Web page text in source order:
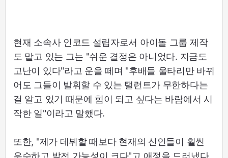
현재 소속사 인코드 설립자로서 아이돌 그룹 제작
도 맡고 있는 그는 "쉬운 결정은 아니었다. 지금도
고난이 있다"라고 운을 떼며 "후배들 울타리만 바뀌
어도 그들이 발휘할 수 있는 탤런트가 무한하다는
걸 알고 있기 때문에 힘이 되고 싶다는 바람에서 시
작한 일"이라고 말했다.
또한, "제가 데뷔할 때보다 현재의 신인들이 훨씬